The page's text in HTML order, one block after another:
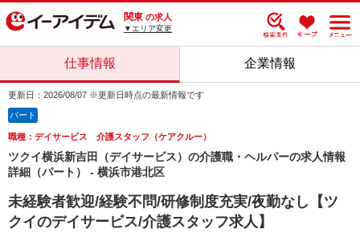
関東 の求人
▼エリア変更
仕事情報 企業情報
更新日：2026/08/07 ※更新日時点の最新情報です
パート
職種：デイサービス 介護スタッフ（ケアクルー）
ツクイ横浜新吉田（デイサービス）の介護職・ヘルパーの求人情報
詳細（パート） - 横浜市港北区
未経験者歓迎/経験不問/研修制度充実/夜勤なし【ツ
クイのデイサービス/介護スタッフ求人】